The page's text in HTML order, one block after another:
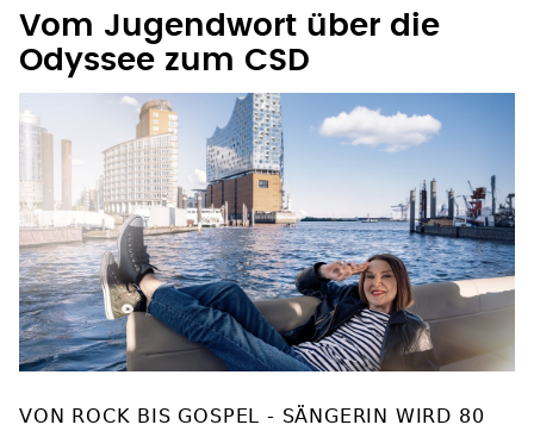
Vom Jugendwort über die
Odyssee zum CSD
VON ROCK BIS GOSPEL - SÄNGERIN WIRD 80